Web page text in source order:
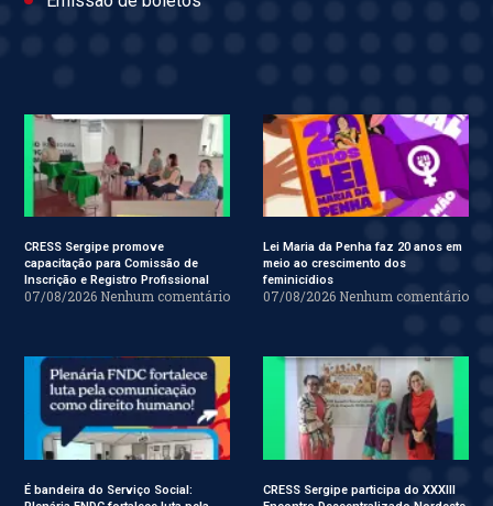
CRESS Sergipe promove
capacitação para Comissão de
Inscrição e Registro Profissional
07/08/2026 Nenhum comentário
Lei Maria da Penha faz 20 anos em
meio ao crescimento dos
feminicídios
07/08/2026 Nenhum comentário
É bandeira do Serviço Social:
CRESS Sergipe participa do XXXIII